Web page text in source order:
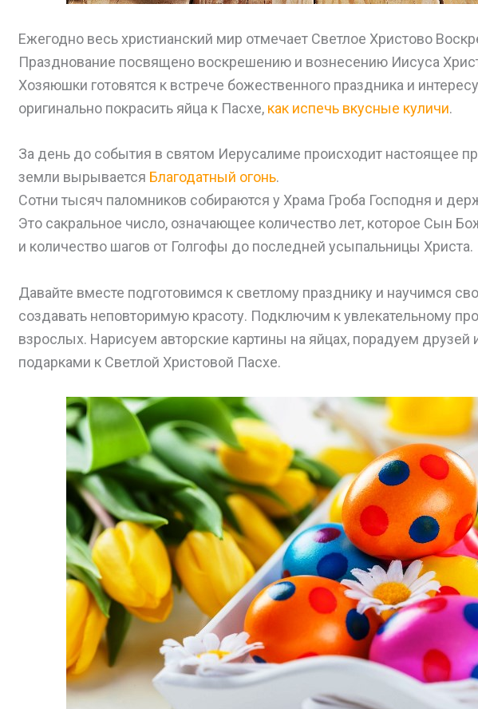
Ежегодно весь христианский мир отмечает Светлое Христово
Празднование посвящено воскрешению и вознесению Иисуса
Хозяюшки готовятся к встрече божественного праздника и
оригинально покрасить яйца к Пасхе, как испечь вкусные куличи.
За день до события в святом Иерусалиме происходит настоящее
земли вырывается Благодатный огонь.
Сотни тысяч паломников собираются у Храма Гроба Господня и
Это сакральное число, означающее количество лет, которое Сын
и количество шагов от Голгофы до последней усыпальницы Христа.
Давайте вместе подготовимся к светлому празднику и научимся
создавать неповторимую красоту. Подключим к увлекательному
взрослых. Нарисуем авторские картины на яйцах, порадуем
подарками к Светлой Христовой Пасхе.